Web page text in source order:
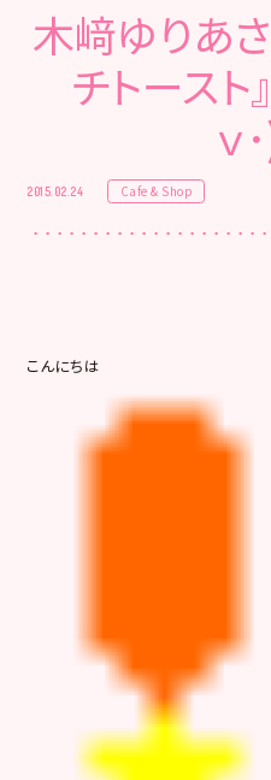
木﨑ゆりあ
チトースト
2015.02.24 Cafe & Shop
こんにちは